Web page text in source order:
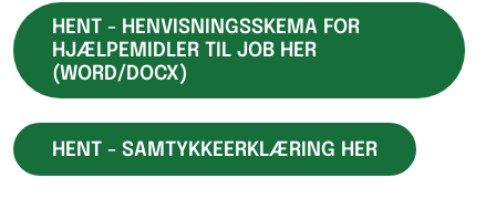
HENT - HENVISNINGSSKEMA FOR
HJÆLPEMIDLER TIL JOB HER
(WORD/DOCX)
HENT - SAMTYKKEERKLÆRING HER